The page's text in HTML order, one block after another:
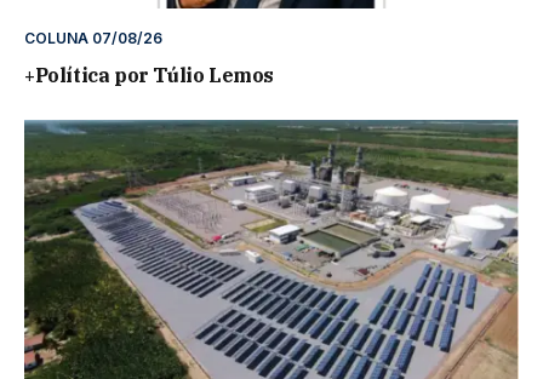
COLUNA 07/08/26
+Política por Túlio Lemos